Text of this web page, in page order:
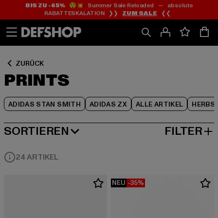
Zum
Inhalt
springen
Zum
Fußzeile
springen
BIS ZU -65%😲💥 Summer Sale Reloaded — absolute
RABATTESKALATION ❯❯ ZUM SALE ❮❮
ZURÜCK
PRINTS
ADIDAS STAN SMITH ADIDAS ZX ALLE ARTIKEL
Zum
Produktraster
springen
SORTIEREN
BELIEBTESTE FILTER
24 ARTIKEL
NEU -35%